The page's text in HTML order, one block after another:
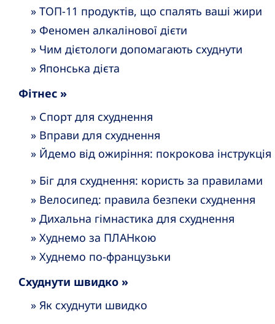
» ТОП-11 продуктів, що спалять ваші жири
» Феномен алкалінової дієти
» Чим дієтологи допомагають схуднути
» Японська дієта
Фітнес »
» Спорт для схуднення
» Вправи для схуднення
» Йдемо від ожиріння: покрокова інструкція
» Біг для схуднення: користь за правилами
» Велосипед: правила безпеки схуднення
» Дихальна гімнастика для схуднення
» Худнемо за ПЛАНкою
» Худнемо по-французьки
Схуднути швидко »
» Як схуднути швидко